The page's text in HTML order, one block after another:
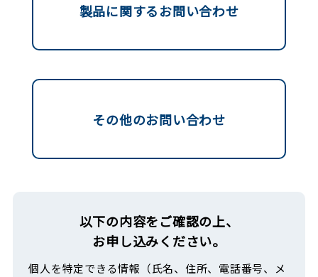
製品に関するお問い合わせ
その他のお問い合わせ
以下の内容をご確認の上、
お申し込みください。
個人を特定できる情報（氏名、住所、電話番号、メ